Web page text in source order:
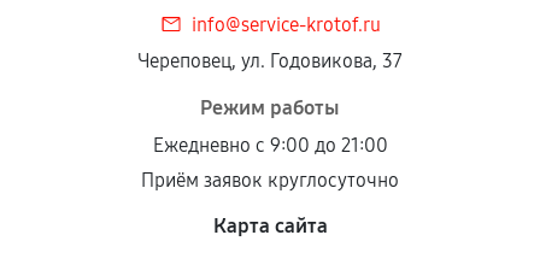
info@service-krotof.ru
Череповец, ул. Годовикова, 37
Режим работы
Ежедневно с 9:00 до 21:00
Приём заявок круглосуточно
Карта сайта